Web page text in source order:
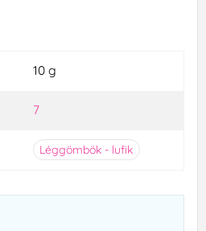
10 g
7
Léggömbök - lufik